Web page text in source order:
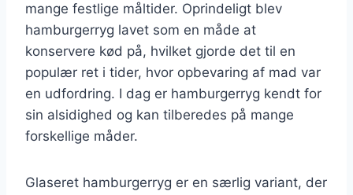
mange festlige måltider. Oprindeligt blev
hamburgerryg lavet som en måde at
konservere kød på, hvilket gjorde det til en
populær ret i tider, hvor opbevaring af mad var
en udfordring. I dag er hamburgerryg kendt for
sin alsidighed og kan tilberedes på mange
forskellige måder.
Glaseret hamburgerryg er en særlig variant, der